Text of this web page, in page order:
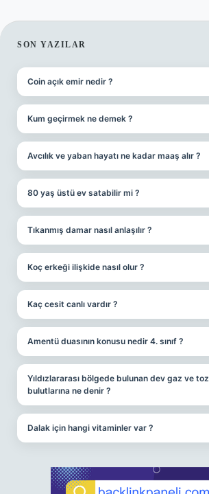
SIDEBAR
SON YAZILAR
Coin açık emir nedir ?
Kum geçirmek ne demek ?
Avcılık ve yaban hayatı ne kadar maaş alır ?
80 yaş üstü ev satabilir mi ?
Tıkanmış damar nasıl anlaşılır ?
Koç erkeği ilişkide nasıl olur ?
Kaç cesit canlı vardır ?
Amentü duasının konusu nedir 4. sınıf ?
Yıldızlararası bölgede bulunan dev gaz ve toz
bulutlarına ne denir ?
Dalak için hangi vitaminler var ?